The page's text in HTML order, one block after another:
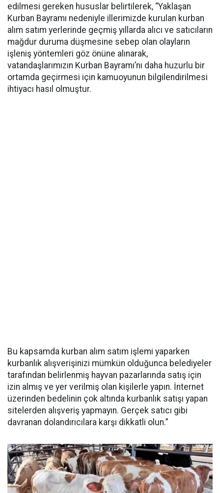
edilmesi gereken hususlar belirtilerek, “Yaklaşan
Kurban Bayramı nedeniyle illerimizde kurulan kurban
alım satım yerlerinde geçmiş yıllarda alıcı ve satıcıların
mağdur duruma düşmesine sebep olan olayların
işleniş yöntemleri göz önüne alınarak,
vatandaşlarımızın Kurban Bayramı’nı daha huzurlu bir
ortamda geçirmesi için kamuoyunun bilgilendirilmesi
ihtiyacı hasıl olmuştur.
Bu kapsamda kurban alım satım işlemi yaparken
kurbanlık alışverişinizi mümkün olduğunca belediyeler
tarafından belirlenmiş hayvan pazarlarında satış için
izin almış ve yer verilmiş olan kişilerle yapın. İnternet
üzerinden bedelinin çok altında kurbanlık satışı yapan
sitelerden alışveriş yapmayın. Gerçek satıcı gibi
davranan dolandırıcılara karşı dikkatli olun.”